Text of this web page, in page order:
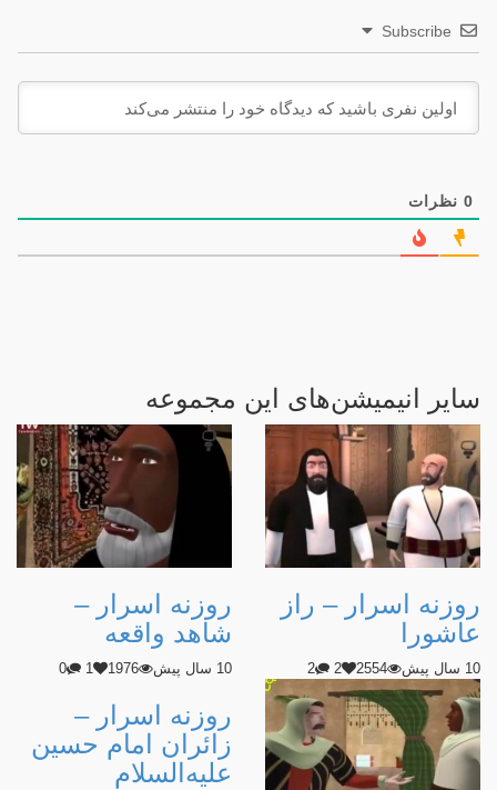
Subscribe
0 نظرات
سایر انیمیشن‌های این مجموعه
روزنه اسرار – راز
عاشورا
10 سال پیش 2554
2
2
روزنه اسرار –
شاهد واقعه
10 سال پیش 1976
1
0
روزنه اسرار –
زائران امام حسین
علیه‌السلام